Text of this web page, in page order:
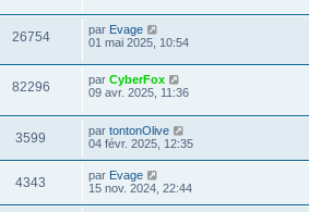
26754 par Evage
01 mai 2025, 10:54
82296 par CyberFox
09 avr. 2025, 11:36
3599 par tontonOlive
04 févr. 2025, 12:35
4343 par Evage
15 nov. 2024, 22:44